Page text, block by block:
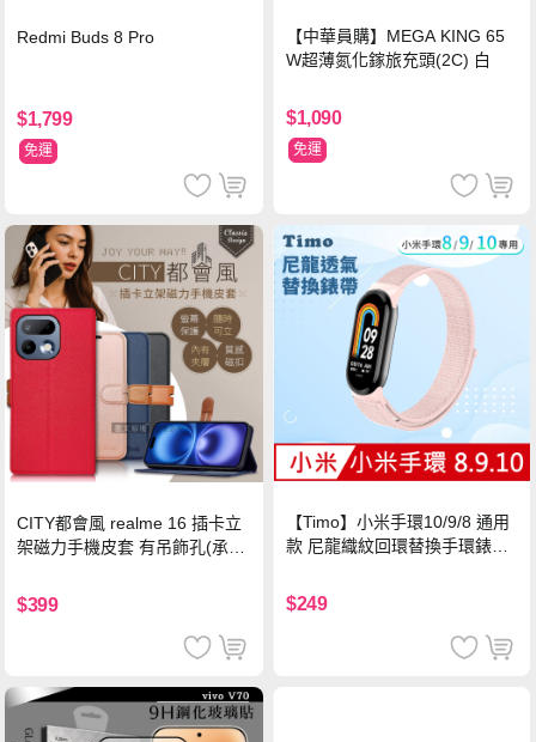
Redmi Buds 8 Pro
$1,799
免運
【中華員購】MEGA KING 65
W超薄氮化鎵旅充頭(2C) 白
$1,090
免運
CITY都會風 realme 16 插卡立
架磁力手機皮套 有吊飾孔(承諾
$399
【Timo】小米手環10/9/8 通用
款 尼龍織紋回環替換手環錶帶-
$249